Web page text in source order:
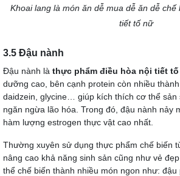
Khoai lang là món ăn dễ mua dễ ăn dễ chế
tiết tố nữ
3.5 Đậu nành
Đậu nành là thực phẩm điều hòa nội tiết
dưỡng cao, bên cạnh protein còn nhiều
daidzein, glycine… giúp kích thích cơ thể sản
ngăn ngừa lão hóa. Trong đó, đậu nành nảy
hàm lượng estrogen thực vật cao nhất.
Thường xuyên sử dụng thực phẩm chế biến
nâng cao khả năng sinh sản cũng như vẻ
thể chế biến thành nhiều món ngon như: